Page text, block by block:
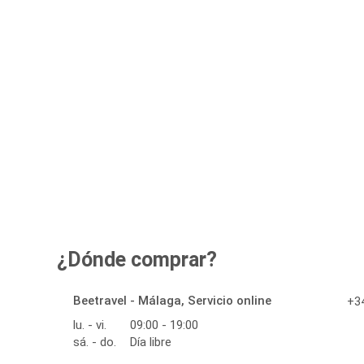
¿Dónde comprar?
Beetravel - Málaga, Servicio online
lu. - vi.
09:00 - 19:00
sá. - do.
Día libre